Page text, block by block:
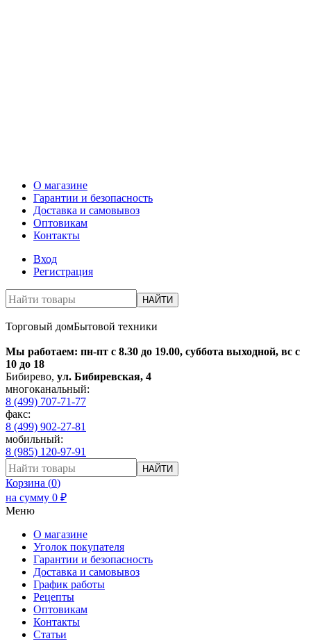
О магазине
Гарантии и безопасность
Доставка и самовывоз
Оптовикам
Контакты
Вход
Регистрация
НАЙТИ
Торговый домБытовой техники
Мы работаем: пн-пт с 8.30 до 19.00, суббота выходной, вс с
10 до 18
Бибирево, ул. Бибиревская, 4
многоканальный:
8 (499) 707-71-77
факс:
8 (499) 902-27-81
мобильный:
8 (985) 120-97-91
НАЙТИ
Корзина (0)
на сумму 0 ₽
Меню
О магазине
Уголок покупателя
Гарантии и безопасность
Доставка и самовывоз
График работы
Рецепты
Оптовикам
Контакты
Статьи